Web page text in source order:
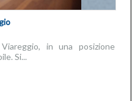
in una posizione
Si...